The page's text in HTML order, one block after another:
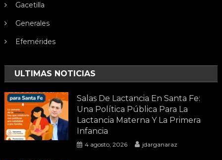
Gacetilla
Generales
Efemérides
ULTIMAS NOTICIAS
Salas De Lactancia En Santa Fe:
Una Política Pública Para La
Lactancia Materna Y La Primera
Infancia
4 agosto, 2026 jdarganaraz